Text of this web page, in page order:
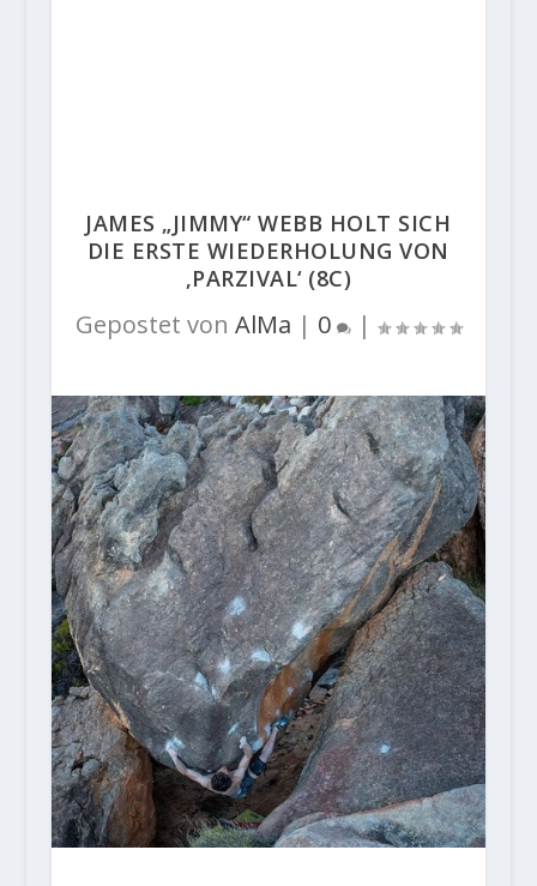
JAMES „JIMMY“ WEBB HOLT SICH
DIE ERSTE WIEDERHOLUNG VON
‚PARZIVAL‘ (8C)
Gepostet von AlMa | 0 |